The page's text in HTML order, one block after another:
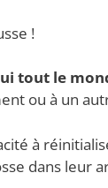
!
tout le
ou à un
à
dans leur